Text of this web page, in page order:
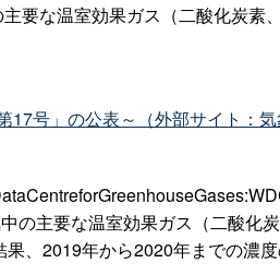
な温室効果ガス（二酸化炭素
号」の公表～（外部サイト：気
主要な温室効果ガス（二酸化
、2019年から2020年までの濃